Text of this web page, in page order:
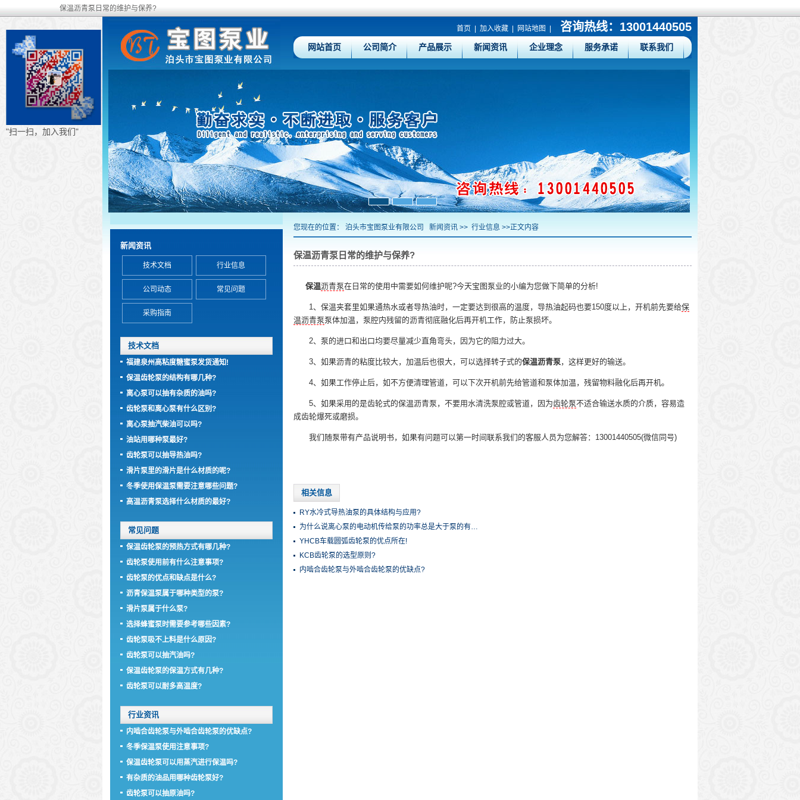
保温沥青泵日常的维护与保养?
首页 加入收藏 网站地图 咨询热线：13001440505
网站首页 公司简介 产品展示 新闻资讯 企业理念 服务承诺 联系我们
您现在的位置： 泊头市宝图泵业有限公司 新闻资讯 >> 行业信息 >>正文内容
保温沥青泵日常的维护与保养?
保温沥青泵在日常的使用中需要如何维护呢?今天宝图泵业的小编为您做下简单的分析!
1、保温夹套里如果通热水或者导热油时，一定要达到很高的温度，导热油起码也要150度以上，开机前先要给保
温沥青泵泵体加温，泵腔内残留的沥青彻底融化后再开机工作，防止泵损坏。
2、泵的进口和出口均要尽量减少直角弯头，因为它的阻力过大。
3、如果沥青的粘度比较大，加温后也很大，可以选择转子式的保温沥青泵，这样更好的输送。
4、如果工作停止后，如不方便清理管道，可以下次开机前先给管道和泵体加温，残留物料融化后再开机。
5、如果采用的是齿轮式的保温沥青泵，不要用水清洗泵腔或管道，因为齿轮泵不适合输送水质的介质，容易造
成齿轮爆死或磨损。
我们随泵带有产品说明书，如果有问题可以第一时间联系我们的客服人员为您解答：13001440505(微信同号)
相关信息
RY水冷式导热油泵的具体结构与应用?
为什么说离心泵的电动机传给泵的功率总是大于泵的有…
YHCB车载圆弧齿轮泵的优点所在!
KCB齿轮泵的选型原则?
内啮合齿轮泵与外啮合齿轮泵的优缺点?
新闻资讯
技术文档 行业信息
公司动态 常见问题
采购指南
技术文档
福建泉州高粘度糖蜜泵发货通知!
保温齿轮泵的结构有哪几种?
离心泵可以抽有杂质的油吗?
齿轮泵和离心泵有什么区别?
离心泵抽汽柴油可以吗?
油站用哪种泵最好?
齿轮泵可以抽导热油吗?
滑片泵里的滑片是什么材质的呢?
冬季使用保温泵需要注意哪些问题?
高温沥青泵选择什么材质的最好?
常见问题
保温齿轮泵的预热方式有哪几种?
齿轮泵使用前有什么注意事项?
齿轮泵的优点和缺点是什么?
沥青保温泵属于哪种类型的泵?
滑片泵属于什么泵?
选择蜂蜜泵时需要参考哪些因素?
齿轮泵吸不上料是什么原因?
齿轮泵可以抽汽油吗?
保温齿轮泵的保温方式有几种?
齿轮泵可以耐多高温度?
行业资讯
内啮合齿轮泵与外啮合齿轮泵的优缺点?
冬季保温泵使用注意事项?
保温齿轮泵可以用蒸汽进行保温吗?
有杂质的油品用哪种齿轮泵好?
齿轮泵可以抽原油吗?
"扫一扫，加入我们"